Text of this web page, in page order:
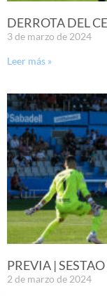
DERROTA DEL
3 de marzo de 2024
Leer más »
PREVIA |
2 de marzo de 2024